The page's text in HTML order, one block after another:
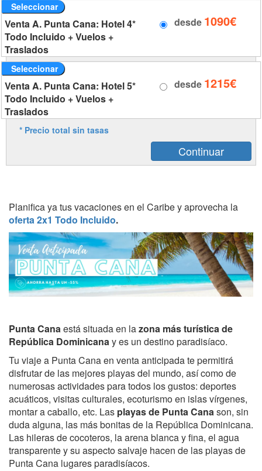
Seleccionar
Venta A. Punta Cana: Hotel 4*
Todo Incluido + Vuelos +
Traslados
desde 1090€
Seleccionar
Venta A. Punta Cana: Hotel 5*
Todo Incluido + Vuelos +
Traslados
desde 1215€
* Precio total sin tasas
Planifica ya tus vacaciones en el Caribe y aprovecha la
oferta 2x1 Todo Incluido.
Punta Canaestá situada en lazona más turística de
República Dominicanay es un destino paradisíaco.
Tu viaje a Punta Cana en venta anticipada te permitirá
disfrutar de las mejores playas del mundo, así como de
numerosas actividades para todos los gustos: deportes
acuáticos, visitas culturales, ecoturismo en islas vírgenes,
montar a caballo, etc. Las playas de Punta Canason, sin
duda alguna, las más bonitas de la República Dominicana.
Las hileras de cocoteros, la arena blanca y fina, el agua
transparente y su aspecto salvaje hacen de las playas de
Punta Cana lugares paradisíacos.